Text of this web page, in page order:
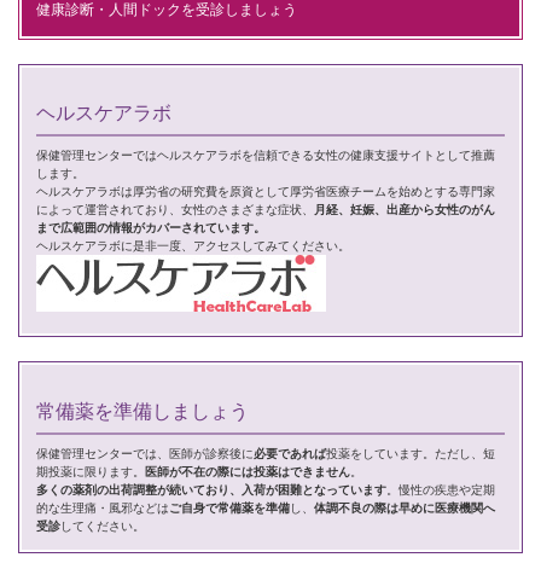
健康診断・人間ドックを受診しましょう
ヘルスケアラボ
保健管理センターではヘルスケアラボを信頼できる女性の健康支援サイトとして推薦
します。
ヘルスケアラボは厚労省の研究費を原資として厚労省医療チームを始めとする専門家
によって運営されており、女性のさまざまな症状、 月経、妊娠、出産から女性のがん
まで広範囲の情報がカバーされています。
ヘルスケアラボに是非一度、アクセスしてみてください。
常備薬を準備しましょう
保健管理センターでは、医師が診察後に必要であれば投薬をしています。ただし、短
期投薬に限ります。 医師が不在の際には投薬はできません
多くの薬剤の出荷調整が続いており、入荷が困難となっています 。慢性の疾患や定期
的な生理痛・風邪などはご自身で常備薬を準備し、 体調不良の際は早めに医療機関へ
受診してください。